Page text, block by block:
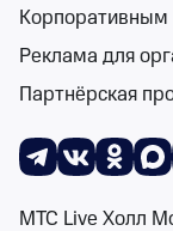
Спектакли
Концерты в
декабря 2026
0 событий
Корпоративным
Реклама для
Партнёрская
МТС Live Холл